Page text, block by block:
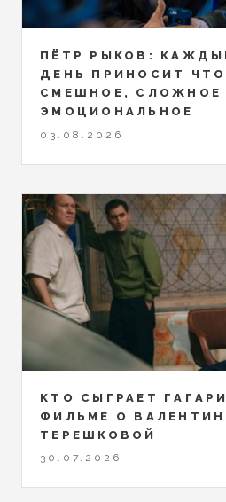
ПЁТР РЫКОВ:
ДЕНЬ ПРИНОСИТ
СМЕШНОЕ, СЛОЖНОЕ
ЭМОЦИОНАЛЬНОЕ
03.08.2026
КТО СЫГРАЕТ
ФИЛЬМЕ О
ТЕРЕШКОВОЙ
30.07.2026